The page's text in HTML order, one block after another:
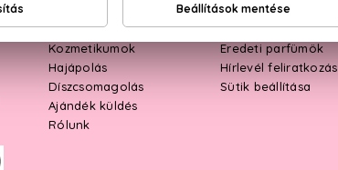
Parfüm szettek
Kozmetikumok
Hajápolás
Díszcsomagolás
Ajándék küldés
Rólunk
Kiszállítás
Rendelés menete
Eredeti parfümök
Hírlevél feliratkozás
Sütik beállítása